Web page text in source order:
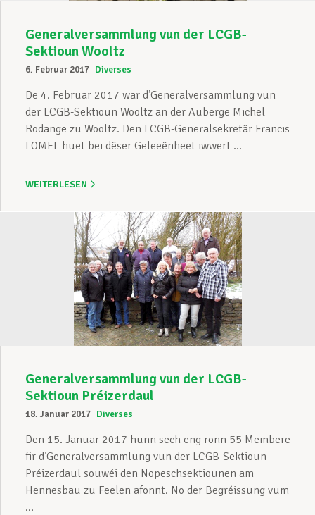
Generalversammlung vun der LCGB-
Sektioun Wooltz
6. Februar 2017 Diverses
De 4. Februar 2017 war d’Generalversammlung vun
der LCGB-Sektioun Wooltz an der Auberge Michel
Rodange zu Wooltz. Den LCGB-Generalsekretär Francis
LOMEL huet bei dëser Geleeënheet iwwert ...
WEITERLESEN
Generalversammlung vun der LCGB-
Sektioun Préizerdaul
18. Januar 2017 Diverses
Den 15. Januar 2017 hunn sech eng ronn 55 Membere
fir d’Generalversammlung vun der LCGB-Sektioun
Préizerdaul souwéi den Nopeschsektiounen am
Hennesbau zu Feelen afonnt. No der Begréissung vum
...